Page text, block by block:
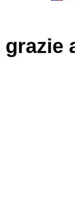
grazie